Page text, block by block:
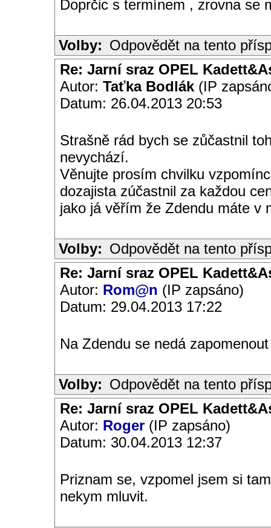
Doprčic s termínem , zrovna se
Volby: Odpovědět na tento
Re: Jarní sraz OPEL
Autor: Taťka Bodlák (IP
Datum: 26.04.2013 20:53
Strašně rád bych se zůčastnil
nevychází.
Věnujte prosím chvilku
dozajista zúčastnil za každou
jako já věřím že Zdendu máte v
Volby: Odpovědět na tento
Re: Jarní sraz OPEL
Autor: Rom@n (IP zapsáno)
Datum: 29.04.2013 17:22
Na Zdendu se nedá
Volby: Odpovědět na tento
Re: Jarní sraz OPEL
Autor: Roger (IP zapsáno)
Datum: 30.04.2013 12:37
Priznam se, vzpomel jsem si
nekym mluvit.